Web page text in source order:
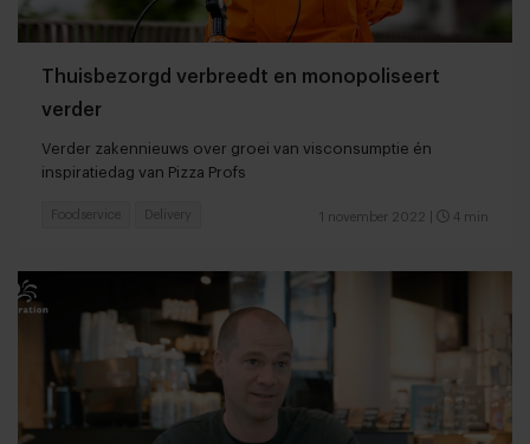
Thuisbezorgd verbreedt en monopoliseert
verder
Verder zakennieuws over groei van visconsumptie én
inspiratiedag van Pizza Profs
1 november 2022 4 min
Foodservice Delivery